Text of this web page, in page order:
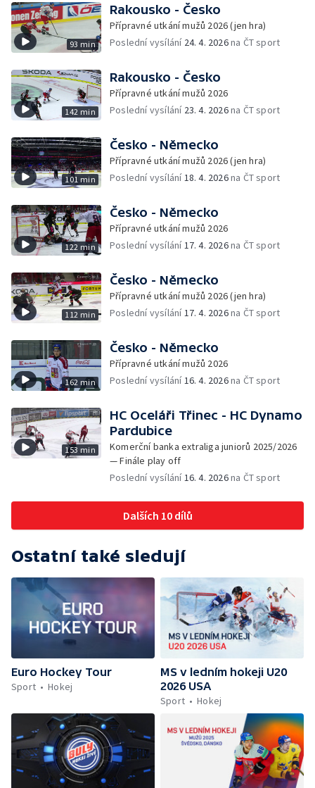
93 min
Rakousko - Česko
Přípravné utkání mužů 2026 (jen hra)
Poslední vysílání 24. 4. 2026na ČT sport
142 min
Rakousko - Česko
Přípravné utkání mužů 2026
Poslední vysílání 23. 4. 2026na ČT sport
101 min
Česko - Německo
Přípravné utkání mužů 2026 (jen hra)
Poslední vysílání18. 4. 2026na ČT sport
122 min
Česko - Německo
Přípravné utkání mužů 2026
Poslední vysílání17. 4. 2026na ČT sport
112 min
Česko - Německo
Přípravné utkání mužů 2026 (jen hra)
Poslední vysílání17. 4. 2026na ČT sport
162 min
Česko - Německo
Přípravné utkání mužů 2026
Poslední vysílání16. 4. 2026na ČT sport
153 min
HC Oceláři Třinec - HC Dynamo
Pardubice
Komerční banka extraliga juniorů 2025/2026
— Finále play off
Poslední vysílání16. 4. 2026na ČT sport
Dalších 10 dílů
Ostatní také sledují
Euro Hockey Tour
Sport
Hokej
MS v ledním hokeji U20
2026 USA
Sport
Hokej